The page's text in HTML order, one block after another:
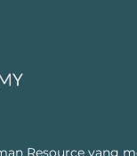
Resource yang